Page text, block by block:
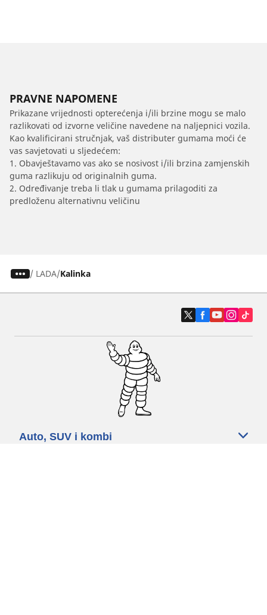
PRAVNE NAPOMENE
Prikazane vrijednosti opterećenja i/ili brzine mogu se malo
razlikovati od izvorne veličine navedene na naljepnici vozila.
Kao kvalificirani stručnjak, vaš distributer gumama moći će
vas savjetovati u sljedećem:
1. Obavještavamo vas ako se nosivost i/ili brzina zamjenskih
guma razlikuju od originalnih guma.
2. Određivanje treba li tlak u gumama prilagoditi za
predloženu alternativnu veličinu
/ LADA Kalinka
Auto, SUV i kombi